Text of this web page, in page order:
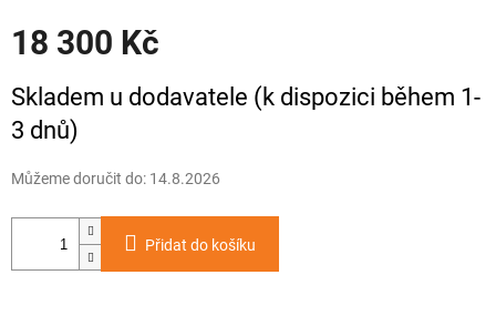
18 300 Kč
cena:
Skladem u dodavatele (k dispozici během 1-
3 dnů)
Můžeme doručit do: 14.8.2026
Přidat do košíku